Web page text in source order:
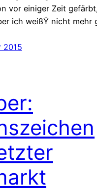
vor einiger Zeit
ich weißŸ nicht mehr
2015